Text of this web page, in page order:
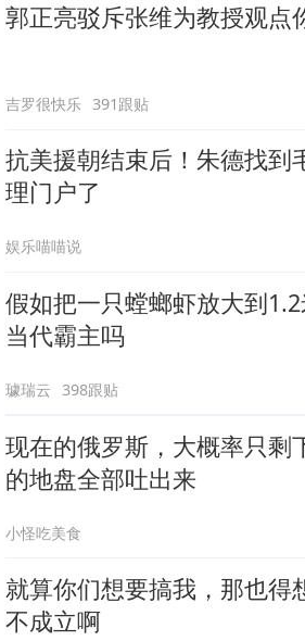
郭正亮驳斥张维为教授观点
吉罗很快乐 391跟贴
抗美援朝结束后！朱德找到
理门户了
娱乐喵喵说
假如把一只螳螂虾放大到
当代霸主吗
璩瑞云 398跟贴
现在的俄罗斯，大概率只剩
的地盘全部吐出来
小怪吃美食
就算你们想要搞我，那也得
不成立啊